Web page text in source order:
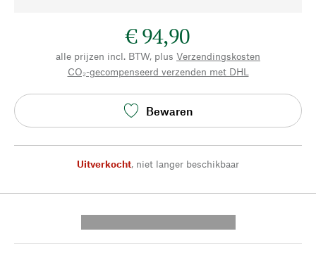
€ 94,90
alle prijzen incl. BTW, plus Verzendingskosten
CO₂-gecompenseerd verzenden met DHL
Bewaren
Uitverkocht, niet langer beschikbaar